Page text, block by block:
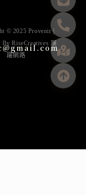
© 2025 Provenir |
ByRiseCreatives 展
躍網路